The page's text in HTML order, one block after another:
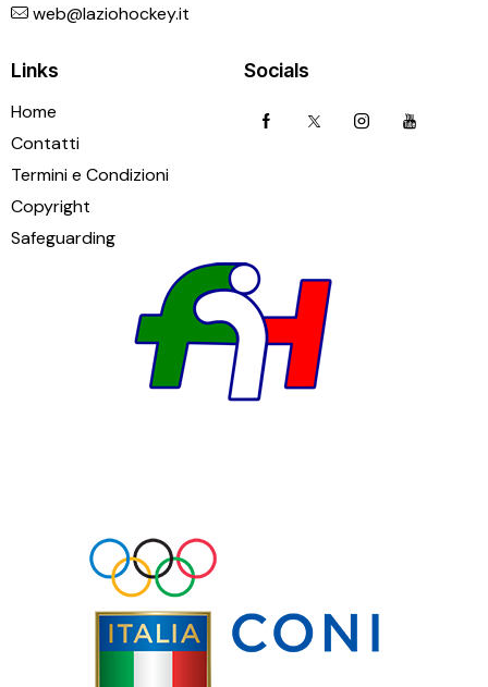
web@laziohockey.it
Links
Home
Contatti
Termini e Condizioni
Copyright
Safeguarding
Socials